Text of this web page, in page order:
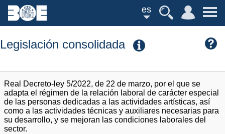
es
Legislación consolidada
Real Decreto-ley 5/2022, de 22 de marzo, por el que se
adapta el régimen de la relación laboral de carácter especial
de las personas dedicadas a las actividades artísticas, así
como a las actividades técnicas y auxiliares necesarias para
su desarrollo, y se mejoran las condiciones laborales del
sector.